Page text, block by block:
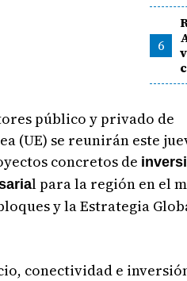
6
público y privado de
(UE) se reunirán este
concretos de
l para la región en el
y la Estrategia
conectividad e